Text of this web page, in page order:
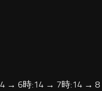
→ 6時:14 → 7時:14 → 8